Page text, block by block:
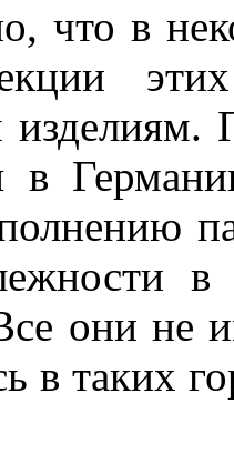
что в
изделиям.
в
в
они не
в таких